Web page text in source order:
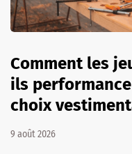
Comment les
ils
choix
9 août 2026